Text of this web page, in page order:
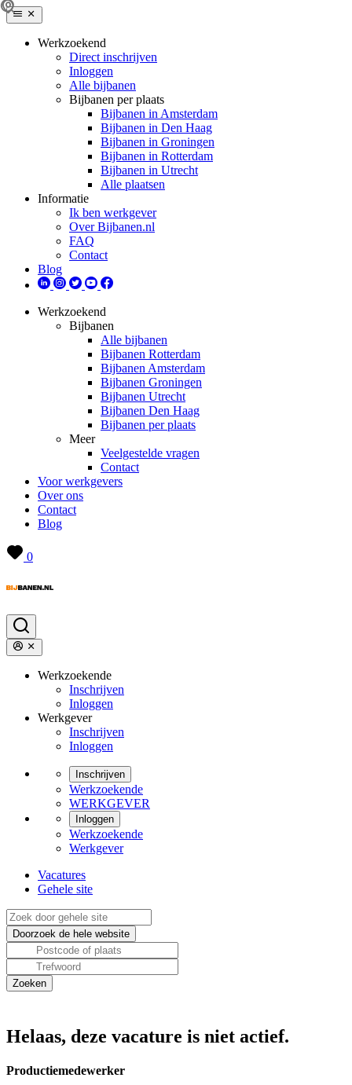
Werkzoekend
Direct inschrijven
Inloggen
Alle bijbanen
Bijbanen per plaats
Bijbanen in Amsterdam
Bijbanen in Den Haag
Bijbanen in Groningen
Bijbanen in Rotterdam
Bijbanen in Utrecht
Alle plaatsen
Informatie
Ik ben werkgever
Over Bijbanen.nl
FAQ
Contact
Blog
Werkzoekend
Bijbanen
Alle bijbanen
Bijbanen Rotterdam
Bijbanen Amsterdam
Bijbanen Groningen
Bijbanen Utrecht
Bijbanen Den Haag
Bijbanen per plaats
Meer
Veelgestelde vragen
Contact
Voor werkgevers
Over ons
Contact
Blog
0
Werkzoekende
Inschrijven
Inloggen
Werkgever
Inschrijven
Inloggen
Inschrijven
Werkzoekende
WERKGEVER
Inloggen
Werkzoekende
Werkgever
Vacatures
Gehele site
Helaas, deze vacature is niet actief.
Productiemedewerker